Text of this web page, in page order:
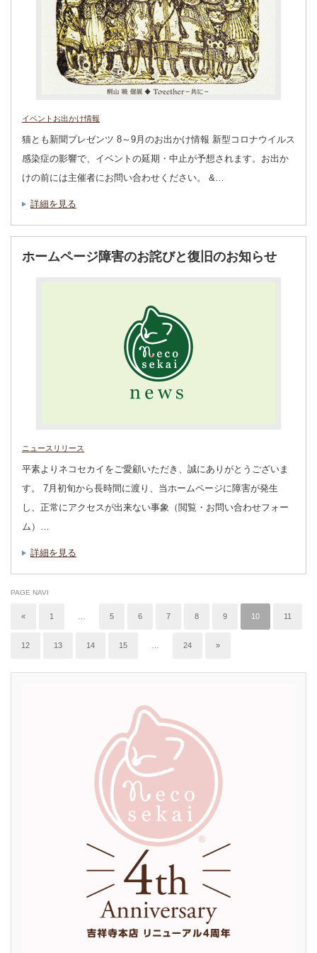
イベントお出かけ情報
猫とも新聞プレゼンツ 8～9月のお出かけ情報 新型コロナウイルス
感染症の影響で、イベントの延期・中止が予想されます。お出か
けの前には主催者にお問い合わせください。 &…
詳細を見る
ホームページ障害のお詫びと復旧のお知らせ
ニュースリリース
平素よりネコセカイをご愛顧いただき、誠にありがとうございま
す。 7月初旬から長時間に渡り、当ホームページに障害が発生
し、正常にアクセスが出来ない事象（閲覧・お問い合わせフォー
ム）…
詳細を見る
PAGE NAVI
« 1 5 6 7 8 9 10 11
12 13 14 15 24 »